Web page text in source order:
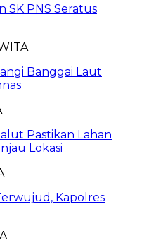
SK PNS Seratus
Banggai Laut
Pastikan Lahan
Lokasi
Kapolres